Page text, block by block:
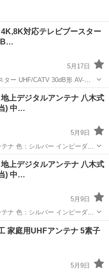
対応テレビブースター
5月17日
UHF/CATV 30dB形 AV-
戸建て・...
テレビ CATV
上デジタルアンテナ 八木式
) 中…
5月9日
34幅 x 51.8高さ cm * 詳しくは
認ください。 * UHF ...
テレビ 電界
上デジタルアンテナ 八木式
) 中…
5月9日
34幅 x 51.8高さ cm * 詳しくは
認ください。 * UHF ...
レビ 電界
家庭用UHFアンテナ 5素子
5月9日